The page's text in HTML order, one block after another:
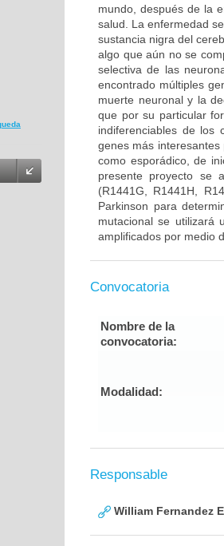
mundo, después de la
salud. La enfermedad
sustancia nigra del
algo que aún no se
selectiva de las
encontrado múltiples
muerte neuronal y la
que por su particular
indiferenciables de los
genes más
como esporádico, de
presente proyecto se
(R1441G, R1441H,
Parkinson para
mutacional se utilizará
amplificados por medio
Convocatoria
Nombre de la
convocatoria:
Modalidad:
Responsable
William Fernandez